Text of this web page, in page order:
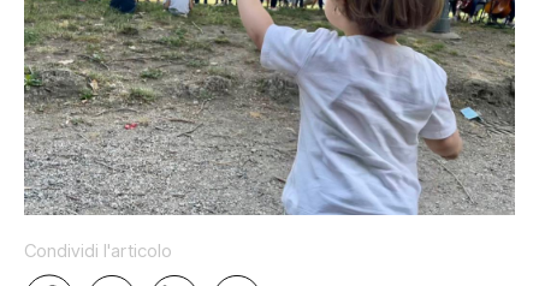
Educational
Esposizioni
Art Bonus
Partnership e sponsorship
Mediahub
Multimedia
Open tools
Blog
Orari e contatti
Condividi l'articolo